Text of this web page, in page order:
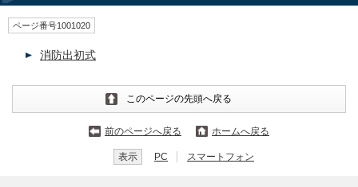
ページ番号1001020
消防出初式
このページの先頭へ戻る
前のページへ戻る ホームへ戻る
表示 PC スマートフォン